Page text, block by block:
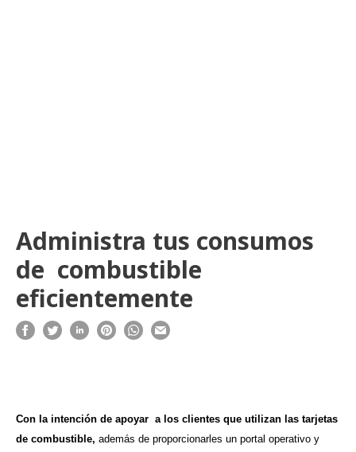
Administra tus consumos
de combustible
eficientemente
Con la intención de apoyar a los clientes que utilizan las tarjetas
de combustible, además de proporcionarles un portal operativo y